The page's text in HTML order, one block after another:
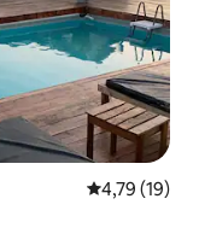
Nilai rata-
4,79 (19)